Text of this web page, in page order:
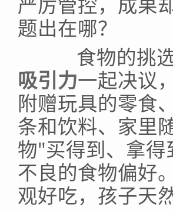
题出在哪？
食物的挑
吸引力一起决议
附赠玩具的零食
条和饮料、家里
物"买得到、拿
不良的食物偏好
观好吃，孩子天